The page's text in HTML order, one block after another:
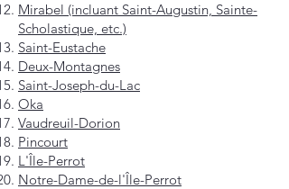
Mirabel (incluant Saint-Augustin, Sainte-
Scholastique, etc.)
Saint-Eustache
Deux-Montagnes
Saint-Joseph-du-Lac
Oka
Vaudreuil-Dorion
Pincourt
L'Île-Perrot
Notre-Dame-de-l'Île-Perrot